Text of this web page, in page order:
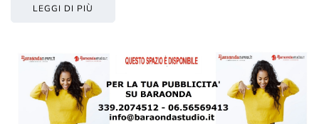
LEGGI DI PIÙ